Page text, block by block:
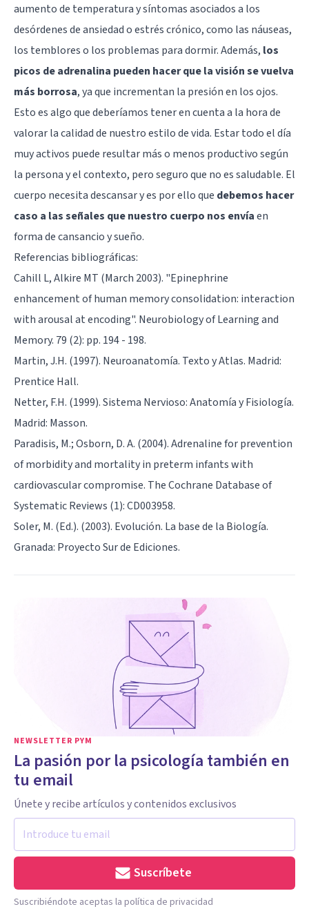
aumento de temperatura y síntomas asociados a los
desórdenes de ansiedado estrés crónico, como las náuseas,
los temblores o los problemas para dormir. Además, los
picos de adrenalina pueden hacer que la visión se vuelva
más borrosa, ya que incrementan la presión en los ojos.
Esto es algo que deberíamos tener en cuenta a la hora de
valorar la calidad de nuestro estilo de vida. Estar todo el día
muy activos puede resultar más o menos productivo según
la persona y el contexto, pero seguro que no es saludable. El
cuerpo necesita descansar y es por ello que debemos hacer
caso a las señales que nuestro cuerpo nos envíaen
forma de cansancio y sueño.
Referencias bibliográficas:
Cahill L, Alkire MT (March 2003). "Epinephrine
enhancement of human memory consolidation: interaction
with arousal at encoding". Neurobiology of Learning and
Memory. 79 (2): pp. 194 - 198.
Martin, J.H. (1997). Neuroanatomía. Texto y Atlas. Madrid:
Prentice Hall.
Netter, F.H. (1999). Sistema Nervioso: Anatomía y Fisiología.
Madrid: Masson.
Paradisis, M.; Osborn, D. A. (2004). Adrenaline for prevention
of morbidity and mortality in preterm infants with
cardiovascular compromise. The Cochrane Database of
Systematic Reviews (1): CD003958.
Soler, M. (Ed.). (2003). Evolución. La base de la Biología.
Granada: Proyecto Sur de Ediciones.
NEWSLETTER PYM
La pasión por la psicología también en
tu email
Únete y recibe artículos y contenidos exclusivos
Suscríbete
Suscribiéndote aceptas la política de privacidad